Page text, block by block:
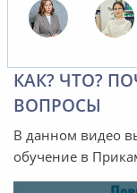
КАК? ЧТО?
ВОПРОСЫ
В данном видео
обучение в